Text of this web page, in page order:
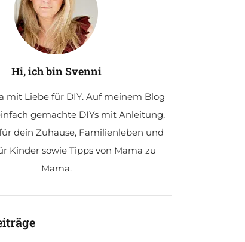
Hi, ich bin Svenni
mit Liebe für DIY. Auf meinem Blog
gemachte DIYs mit Anleitung,
dein Zuhause, Familienleben und
Kinder sowie Tipps von Mama zu
Mama.